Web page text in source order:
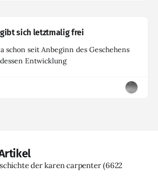
sich letztmalig frei
schon seit Anbeginn des Geschehens
Entwicklung
der karen carpenter(6622